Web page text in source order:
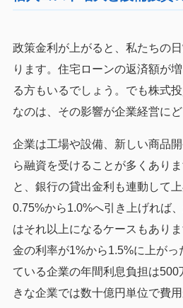
政策金利が上がると、私たちの
ります。住宅ローンの返済額が
る方もいるでしょう。でも株式
なのは、その影響が企業経営にど
企業は工場や設備、新しい商品
ら融資を受けることが多くあり
と、銀行の貸出金利も連動して
0.75%から1.0%へ引き上げれば
はそれ以上になるケースもあり
金の利率が1%から1.5%に上がっ
ている企業の年間利息負担は
きな企業では数十億円単位で費